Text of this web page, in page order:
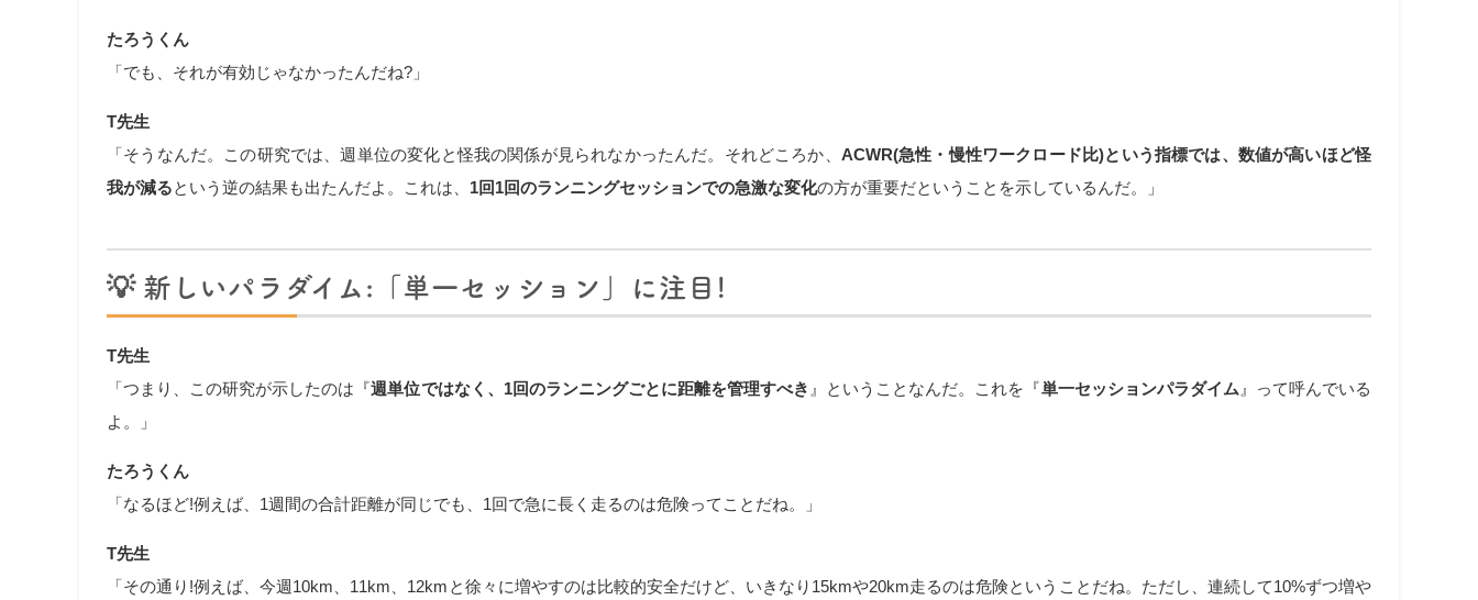
たろうくん
「でも、それが有効じゃなかったんだね?」
T先生
「そうなんだ。この研究では、週単位の変化と怪我の関係が見られなかったんだ。それどころか、 ACWR(急性・慢性ワークロード比)という指標では、数値が高いほど怪
我が減るという逆の結果も出たんだよ。これは、 1回1回のランニングセッションでの急激な変化の方が重要だということを示しているんだ。」
💡 新しいパラダイム:「単一セッション」に注目!
T先生
「つまり、この研究が示したのは『週単位ではなく、1回のランニングごとに距離を管理すべき 』ということなんだ。これを『単一セッションパラダイム 』って呼んでいる
よ。」
たろうくん
「なるほど!例えば、1週間の合計距離が同じでも、1回で急に長く走るのは危険ってことだね。」
T先生
「その通り!例えば、今週10km、11km、12kmと徐々に増やすのは比較的安全だけど、いきなり15kmや20km走るのは危険ということだね。ただし、連続して10%ずつ増や